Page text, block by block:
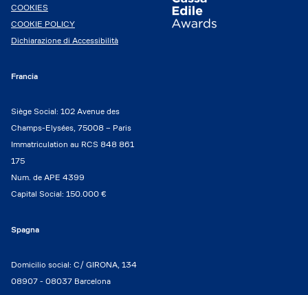
COOKIES
COOKIE POLICY
Dichiarazione di Accessibilità
Francia
Siège Social: 102 Avenue des
Champs-Elysées, 75008 – Paris
Immatriculation au RCS 848 861
175
Num. de APE 4399
Capital Social: 150.000 €
Spagna
Domicilio social: C/ GIRONA, 134
08907 - 08037 Barcelona